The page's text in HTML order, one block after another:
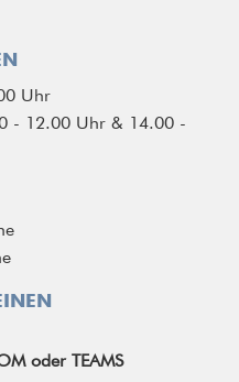
Uhr
- 12.00 Uhr & 14.00 -
oder TEAMS